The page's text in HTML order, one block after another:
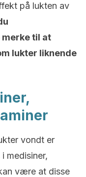
på lukten av
merke til at
lukter liknende
vondt er
medisiner,
være at disse